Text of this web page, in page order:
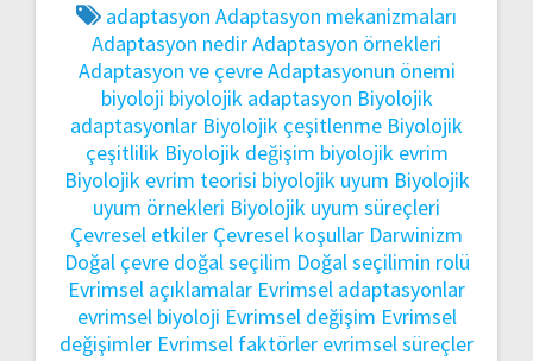
adaptasyon Adaptasyon mekanizmaları
Adaptasyon nedirAdaptasyon örnekleri
Adaptasyon ve çevreAdaptasyonun önemi
biyoloji biyolojik adaptasyon Biyolojik
adaptasyonlar Biyolojik çeşitlenme Biyolojik
çeşitlilik Biyolojik değişim biyolojik evrim
Biyolojik evrim teorisi biyolojik uyum Biyolojik
uyum örnekleri Biyolojik uyum süreçleri
Çevresel etkiler Çevresel koşullar Darwinizm
Doğal çevre doğal seçilim Doğal seçilimin rolü
Evrimsel açıklamalar Evrimsel adaptasyonlar
evrimsel biyoloji Evrimsel değişim Evrimsel
değişimler Evrimsel faktörler evrimsel süreçler